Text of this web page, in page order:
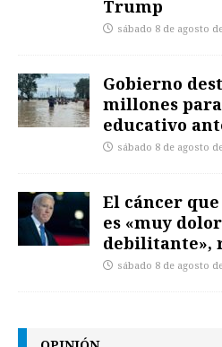
Trump
sábado 8 de agosto
Gobierno
millones
educativo
sábado 8 de agosto
El cáncer que
es «muy
debilitante»,
sábado 8 de agosto